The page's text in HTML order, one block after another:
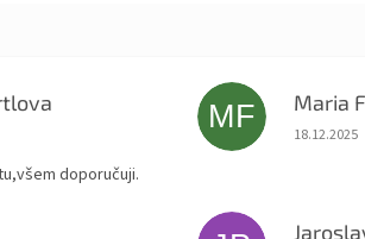
doporučuji.
MF Maria
18.12.2025